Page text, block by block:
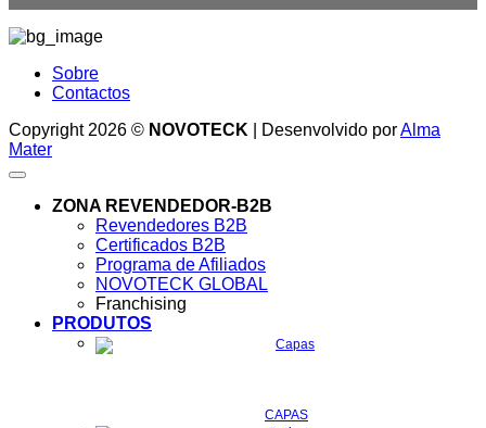
Sobre
Contactos
Copyright 2026 © NOVOTECK | Desenvolvido porAlma
Mater
ZONA REVENDEDOR-B2B
Revendedores B2B
Certificados B2B
Programa de Afiliados
NOVOTECK GLOBAL
Franchising
PRODUTOS
CAPAS